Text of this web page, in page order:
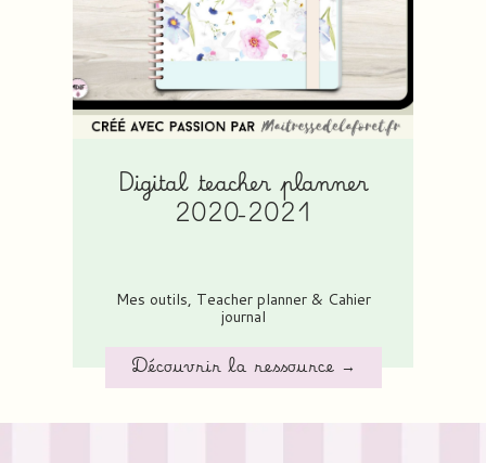
Digital teacher planner
2020-2021
Mes outils, Teacher planner & Cahier
journal
Découvrir la ressource →